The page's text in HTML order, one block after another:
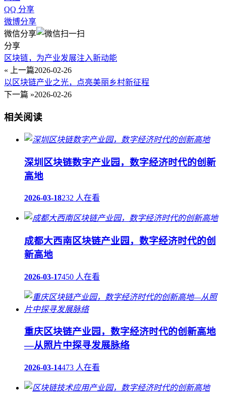
QQ 分享
微博分享
微信分享
分享
区块链，为产业发展注入新动能
« 上一篇2026-02-26
以区块链产业之光，点亮美丽乡村新征程
下一篇 »2026-02-26
相关阅读
深圳区块链数字产业园，数字经济时代的创新
高地
2026-03-18232 人在看
成都大西南区块链产业园，数字经济时代的创
新高地
2026-03-17450 人在看
重庆区块链产业园，数字经济时代的创新高地
—从照片中探寻发展脉络
2026-03-14473 人在看